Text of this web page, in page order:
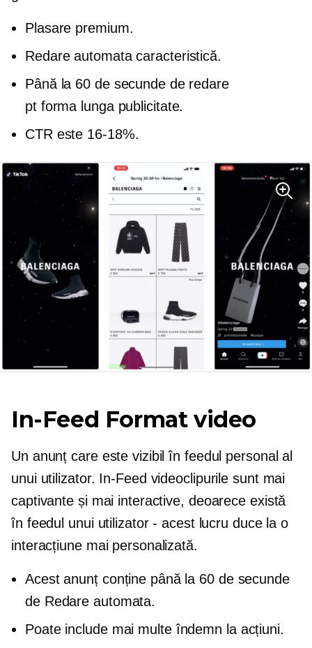
Plasare premium.
Redare automatacaracteristică.
Până la 60 de secunde de redare
pt forma lungapublicitate.
CTR este 16-18%.
In-Feed Format video
Un anunț care este vizibil în feedul personal al
unui utilizator. In-Feed videoclipurile sunt mai
captivante și mai interactive, deoarece există
în feedul unui utilizator - acest lucru duce la o
interacțiune mai personalizată.
Acest anunț conține până la 60 de secunde
de Redare automata.
Poate include mai multeîndemn la acțiuni.